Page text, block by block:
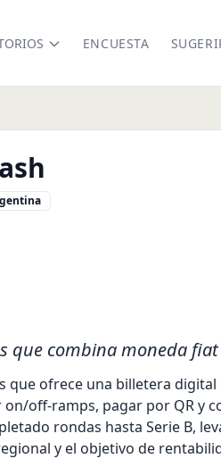
ENCUESTA
company/lemonlat
que combina moneda
que ofrece una billetera
off‑ramps, pagar por QR y
rondas hasta Serie B,
y el objetivo de